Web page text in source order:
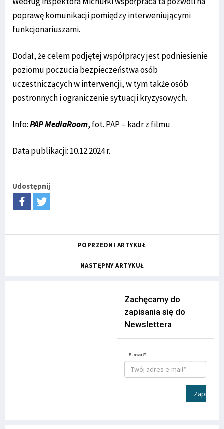
poprawę komunikacji pomiędzy interweniującymi
funkcjonariuszami.
Dodał, że celem podjętej współpracy jest podniesienie
poziomu poczucia bezpieczeństwa osób
uczestniczących w interwencji, w tym także osób
postronnych i ograniczenie sytuacji kryzysowych.
Info:PAP MediaRoom, fot. PAP – kadr z filmu
Data publikacji: 10.12.2024 r.
Udostępnij
POPRZEDNI ARTYKUŁ
NASTĘPNY ARTYKUŁ
Zachęcamy do
zapisania się do
Newslettera
E-mail*
Zapisz